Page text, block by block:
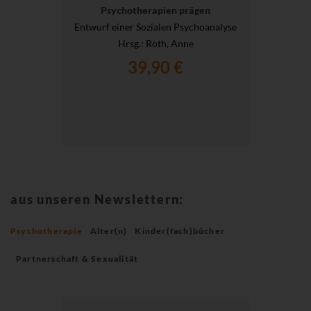
Psychotherapien prägen
Entwurf einer Sozialen Psychoanalyse
Hrsg.: Roth, Anne
39,90 €
aus unseren Newslettern:
Psychotherapie Alter(n) Kinder(fach)bücher
Partnerschaft & Sexualität